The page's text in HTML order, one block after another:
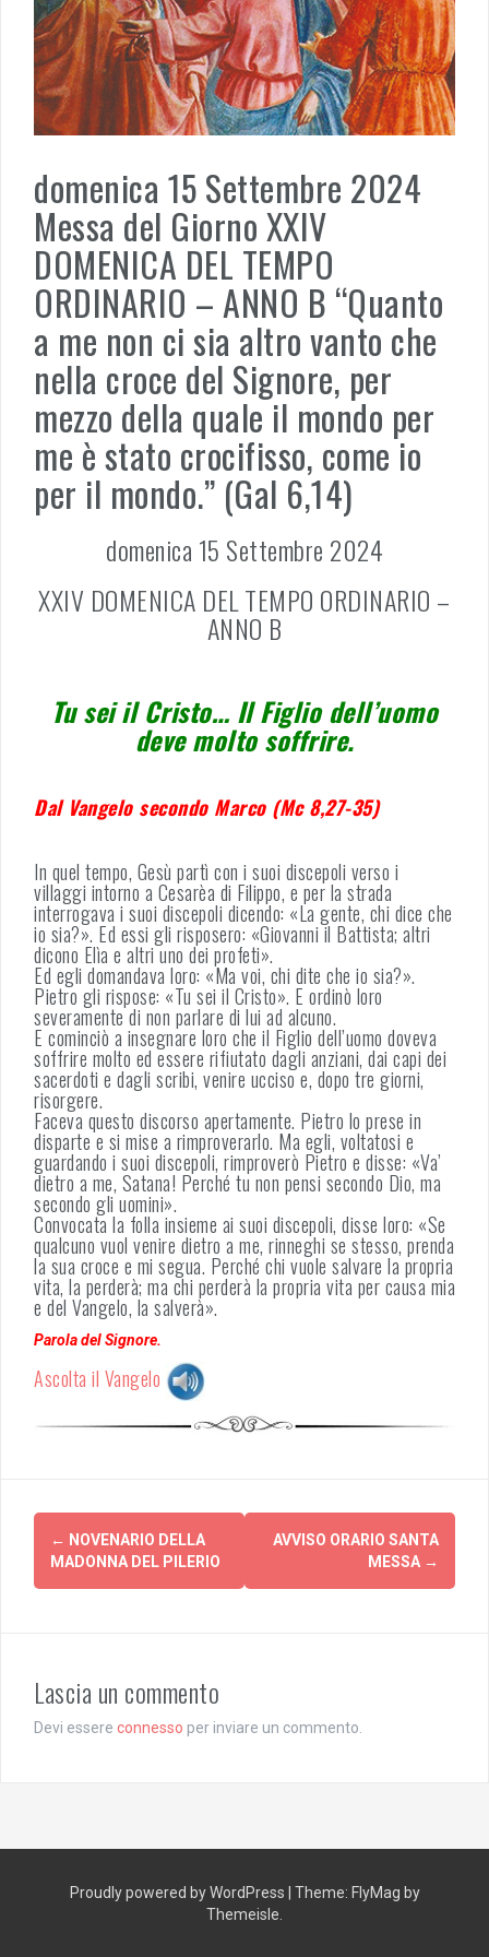
domenica 15 Settembre 2024
Messa del Giorno XXIV
DOMENICA DEL TEMPO
ORDINARIO – ANNO B “Quanto
a me non ci sia altro vanto che
nella croce del Signore, per
mezzo della quale il mondo per
me è stato crocifisso, come io
per il mondo.” (Gal 6,14)
domenica 15 Settembre 2024
XXIV DOMENICA DEL TEMPO ORDINARIO –
ANNO B
Tu sei il Cristo… Il Figlio dell’uomo
deve molto soffrire.
Dal Vangelo secondo Marco (Mc 8,27-35)
In quel tempo, Gesù partì con i suoi discepoli verso i
villaggi intorno a Cesarèa di Filippo, e per la strada
interrogava i suoi discepoli dicendo: «La gente, chi dice che
io sia?». Ed essi gli risposero: «Giovanni il Battista; altri
dicono Elìa e altri uno dei profeti».
Ed egli domandava loro: «Ma voi, chi dite che io sia?».
Pietro gli rispose: «Tu sei il Cristo». E ordinò loro
severamente di non parlare di lui ad alcuno.
E cominciò a insegnare loro che il Figlio dell’uomo doveva
soffrire molto ed essere rifiutato dagli anziani, dai capi dei
sacerdoti e dagli scribi, venire ucciso e, dopo tre giorni,
risorgere.
Faceva questo discorso apertamente. Pietro lo prese in
disparte e si mise a rimproverarlo. Ma egli, voltatosi e
guardando i suoi discepoli, rimproverò Pietro e disse: «Va’
dietro a me, Satana! Perché tu non pensi secondo Dio, ma
secondo gli uomini».
Convocata la folla insieme ai suoi discepoli, disse loro: «Se
qualcuno vuol venire dietro a me, rinneghi se stesso, prenda
la sua croce e mi segua. Perché chi vuole salvare la propria
vita, la perderà; ma chi perderà la propria vita per causa mia
e del Vangelo, la salverà».
Parola del Signore.
Ascolta il Vangelo
Post
navigation
← NOVENARIO DELLA
MADONNA DEL PILERIO
AVVISO ORARIO SANTA
MESSA →
Lascia un commento
Devi essere connesso per inviare un commento.
Proudly powered by WordPress | Theme: FlyMag by
Themeisle.